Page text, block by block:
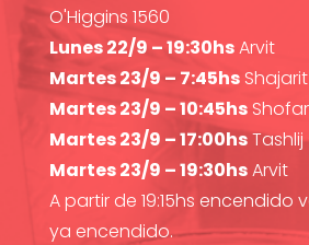
O'Higgins 1560
Lunes 22/9 – 19:30hsArvit
Martes 23/9 – 7:45hsShajarit
Martes 23/9 – 10:45hsShofar
Martes 23/9 – 17:00hsTashlij
Martes 23/9 – 19:30hsArvit
A partir de 19:15hs encendido
ya encendido.